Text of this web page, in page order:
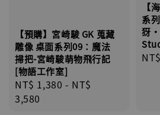
【預購】宮崎駿 GK 蒐藏
雕像 桌面系列09：魔法
掃把-宮崎駿萌物飛行記
[物語工作室]
Regular
price
NT$ 1,380 - NT$
3,580
【
系
犽•